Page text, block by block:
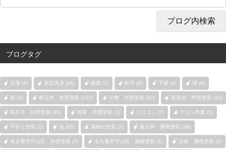
ブログタグ
足場 (4) 高圧洗浄 (46) 破風 (1) 軒天 (6) 下屋 (4) 塀 (6)
庇 (1) 春日井 外壁塗装 (153) 小牧 外壁塗装 (32) 尾張旭 外壁塗装 (32)
長久手 外壁塗装 (30) 弥富 外壁塗装 (1) シリコン (7) ケレン作業 (1)
手すり塗装 (2) 色 (15) 屋根の塗装 (2) 春日井 屋根塗装 (38)
名古屋市守山区 外壁塗装 (7) 名古屋市守山区 屋根塗装 (1) 土岐 屋根塗装 (1)